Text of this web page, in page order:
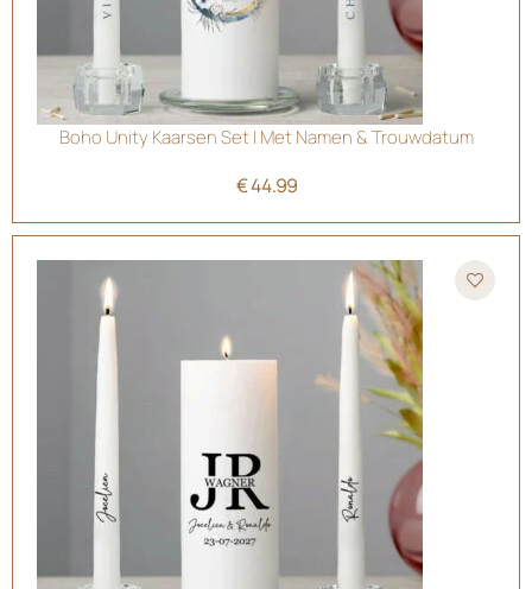
Boho Unity Kaarsen Set | Met Namen & Trouwdatum
€44.99